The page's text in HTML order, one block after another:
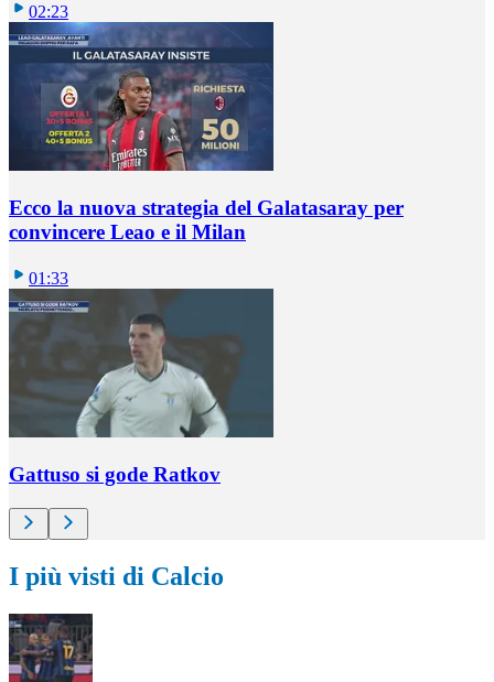
02:23
Ecco la nuova strategia del Galatasaray per
convincere Leao e il Milan
01:33
Gattuso si gode Ratkov
I più visti di Calcio